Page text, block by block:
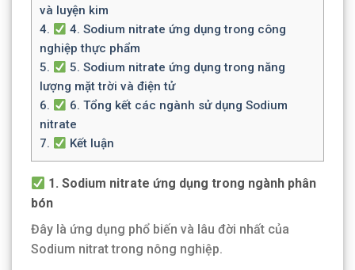
và luyện kim
4.
4. Sodium nitrate ứng dụng trong công
nghiệp thực phẩm
5.
5. Sodium nitrate ứng dụng trong năng
lượng mặt trời và điện tử
6.
6. Tổng kết các ngành sử dụng Sodium
nitrate
7.
Kết luận
1. Sodium nitrate ứng dụng trong ngành phân
bón
Đây là ứng dụng phổ biến và lâu đời nhất của
Sodium nitrat trong nông nghiệp.